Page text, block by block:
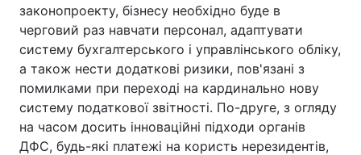
законопроекту, бізнесу необхідно буде в
черговий раз навчати персонал, адаптувати
систему бухгалтерського і управлінського обліку,
а також нести додаткові ризики, пов'язані з
помилками при переході на кардинально нову
систему податкової звітності. По-друге, з огляду
на часом досить інноваційні підходи органів
ДФС, будь-які платежі на користь нерезидентів,